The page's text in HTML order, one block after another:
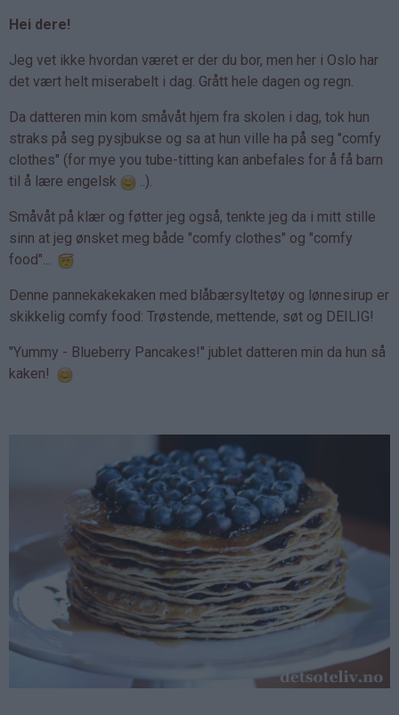
Hei dere!
Jeg vet ikke hvordan været er der du bor, men her i Oslo har
det vært helt miserabelt i dag. Grått hele dagen og regn.
Da datteren min kom småvåt hjem fra skolen i dag, tok hun
straks på seg pysjbukse og sa at hun ville ha på seg "comfy
clothes" (for mye you tube-titting kan anbefales for å få barn
til å lære engelsk
..).
Småvåt på klær og føtter jeg også, tenkte jeg da i mitt stille
sinn at jeg ønsket meg både "comfy clothes" og "comfy
food"...
Denne pannekakekaken med blåbærsyltetøy og lønnesirup er
skikkelig comfy food: Trøstende, mettende, søt og DEILIG!
"Yummy - Blueberry Pancakes!" jublet datteren min da hun så
kaken!